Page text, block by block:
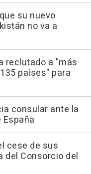
su nuevo
no va a
reclutado a "más
países" para
consular ante la
cese de sus
del Consorcio del